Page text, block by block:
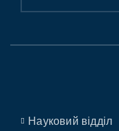
Науковий відділ